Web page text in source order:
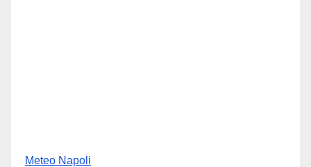
Meteo Napoli